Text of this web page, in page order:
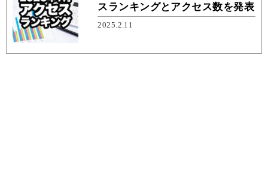
スランキングとアクセス数を発表
2025.2.11